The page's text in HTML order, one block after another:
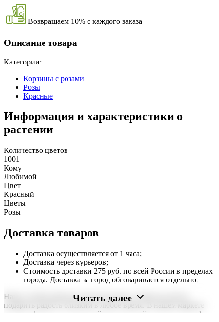
Возвращаем 10% с каждого заказа
Описание товара
Категории:
Корзины с розами
Розы
Красные
Информация и характеристики о
растении
Количество цветов
1001
Кому
Любимой
Цвет
Красный
Цветы
Розы
Доставка товаров
Доставка осуществляется от 1 часа;
Доставка через курьеров;
Стоимость доставки 275 руб. по всей России в пределах
города. Доставка за город обговаривается отдельно;
Наша служба работает круглосуточно, чтобы вы могли
подарить радость близким в любое время. В нашем маркете
можно оформить заказ онлайн с доставкой на дом или в офис
Читать далее